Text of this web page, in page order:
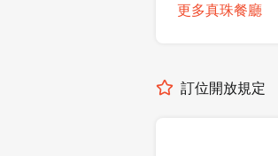
更多真珠餐廳
訂位開放規定